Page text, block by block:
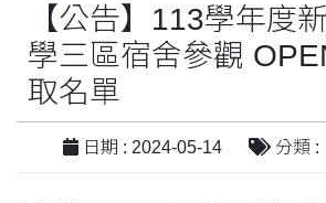
【公告】113學年度
學三區宿舍參觀
取名單
日期 : 2024-05-14 分類 :